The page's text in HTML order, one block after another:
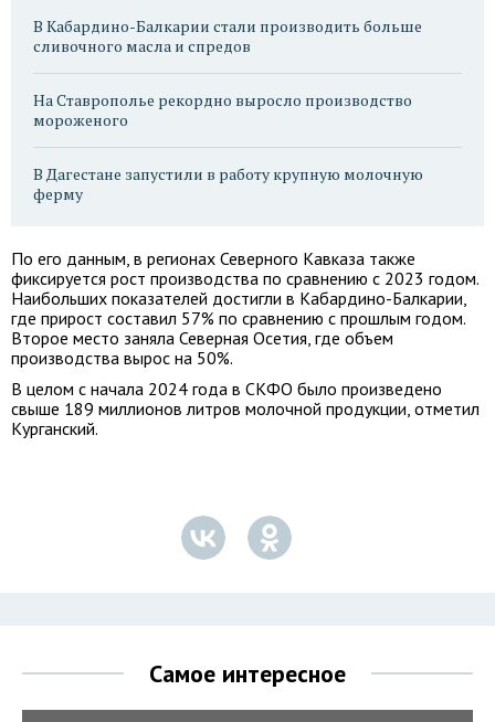
В Кабардино-Балкарии стали производить больше
сливочного масла и спредов
На Ставрополье рекордно выросло производство
мороженого
В Дагестане запустили в работу крупную молочную
ферму
По его данным, в регионах Северного Кавказа также
фиксируется рост производства по сравнению с 2023 годом.
Наибольших показателей достигли в Кабардино-Балкарии,
где прирост составил 57% по сравнению с прошлым годом.
Второе место заняла Северная Осетия, где объем
производства вырос на 50%.
В целом с начала 2024 года в СКФО было произведено
свыше 189 миллионов литров молочной продукции, отметил
Курганский.
Самое интересное